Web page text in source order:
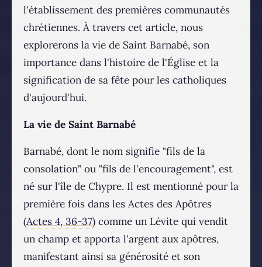
l'établissement des premières communautés
chrétiennes. À travers cet article, nous
explorerons la vie de Saint Barnabé, son
importance dans l'histoire de l'Église et la
signification de sa fête pour les catholiques
d'aujourd'hui.
La vie de Saint Barnabé
Barnabé, dont le nom signifie "fils de la
consolation" ou "fils de l'encouragement", est
né sur l'île de Chypre. Il est mentionné pour la
première fois dans les Actes des Apôtres
(Actes 4, 36-37) comme un Lévite qui vendit
un champ et apporta l'argent aux apôtres,
manifestant ainsi sa générosité et son